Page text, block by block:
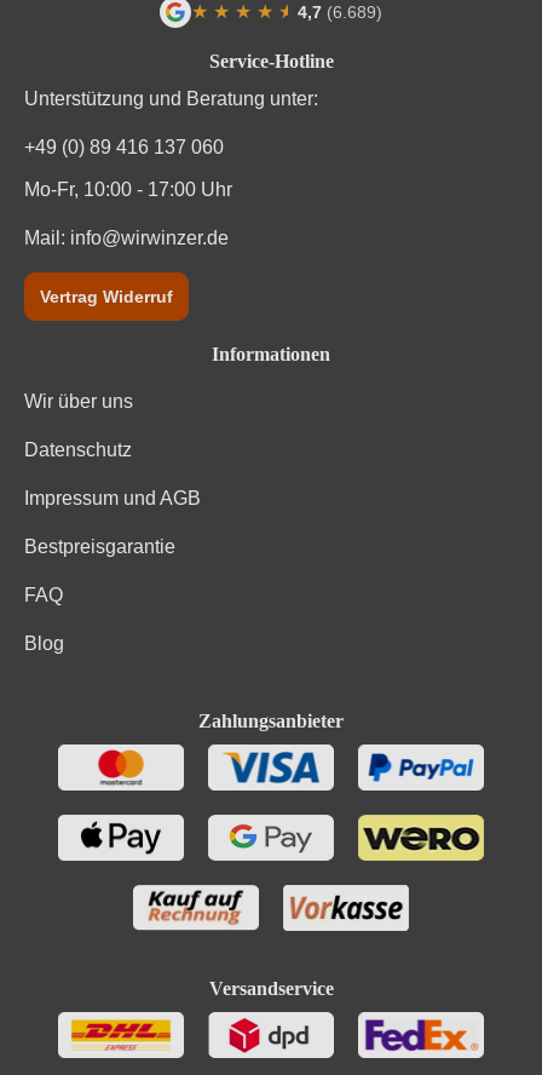
Service-Hotline
Unterstützung und Beratung unter:
+49 (0) 89 416 137 060
Mo-Fr, 10:00 - 17:00 Uhr
Mail: info@wirwinzer.de
Vertrag Widerruf
Informationen
Wir über uns
Datenschutz
Impressum und AGB
Bestpreisgarantie
FAQ
Blog
Zahlungsanbieter
Versandservice
★ ★ ★ ★ ★
★ 4,7 (6.689)